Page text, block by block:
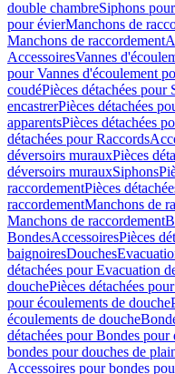
double chambreSiphons
pour évierManchons de
Manchons de raccordement
AccessoiresVannes
pour Vannes d'écoulement
coudéPièces détachées pour
encastrerPièces détachées
apparentsPièces détachées
détachées pour Raccords
déversoirs murauxPièces
déversoirs murauxSiphons
raccordementPièces
raccordementManchons de
Manchons de raccordement
BondesAccessoiresPièces
baignoiresDouches
détachées pour Evacuation
douchePièces détachées
pour écoulements de douche
écoulements de douche
détachées pour Bondes
bondes pour douches de
Accessoires pour bondes